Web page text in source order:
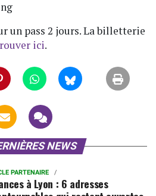
un pass 2 jours. La billetterie
ici.
NEWS
PARTENAIRE
à Lyon : 6 adresses